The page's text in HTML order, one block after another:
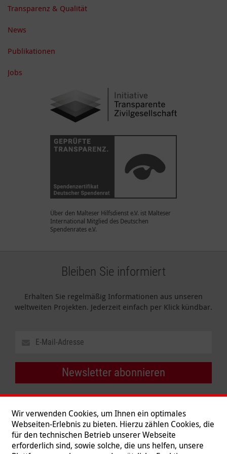
Transparenz & Qualität
News
Publikationen
Jobs
Über den Malteser Hilfsdienst e.V. ist Malteser
International Mitglied des Deutschen
Spendenrates e.V.
Bleiben Sie informiert
Erhalten Sie regelmäßig Informationen aus unseren
weltweiten Projekten. Jederzeit einfach per Klick kündbar.
Newsletter abonnieren
Wir verwenden Cookies, um Ihnen ein optimales
Webseiten-Erlebnis zu bieten. Hierzu zählen Cookies, die
für den technischen Betrieb unserer Webseite
erforderlich sind, sowie solche, die uns helfen, unsere